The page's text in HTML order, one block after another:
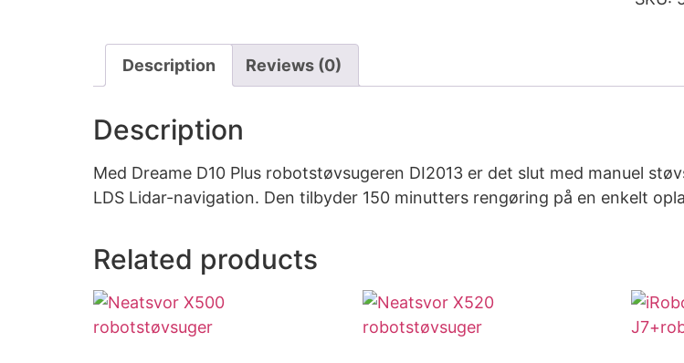
Description Reviews (0)
Description
Med Dreame D10 Plus robotstøvsugeren DI2013 er det slut med manuel
LDS Lidar-navigation. Den tilbyder 150 minutters rengøring på en enkelt
Related products